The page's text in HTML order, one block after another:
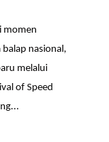
momen
nasional,
melalui
of Speed